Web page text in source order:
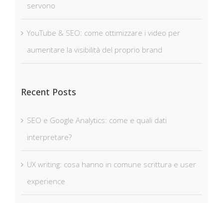
servono
YouTube & SEO: come ottimizzare i video per
aumentare la visibilità del proprio brand
Recent Posts
SEO e Google Analytics: come e quali dati
interpretare?
UX writing: cosa hanno in comune scrittura e user
experience